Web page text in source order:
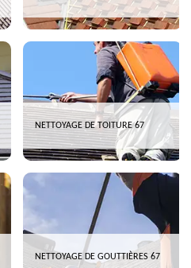
NETTOYAGE DE TOITURE 67
NETTOYAGE DE GOUTTIÈRES 67